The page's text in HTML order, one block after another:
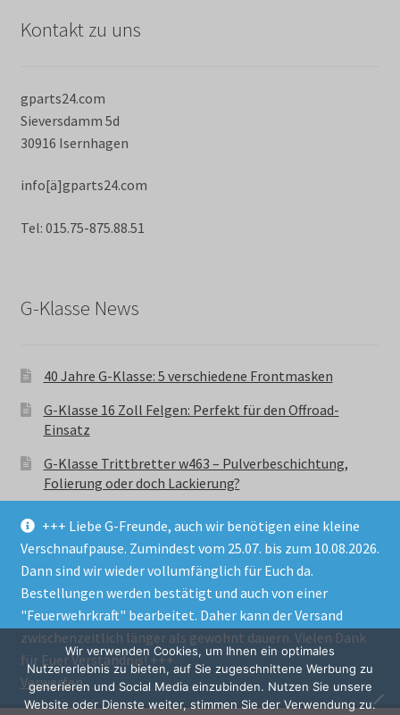
+++ Liebe G-Freunde, auch wir benötigen eine kleine
Verschnaufpause. Zumindest vom 25.07. bis zum 10.08.2026.
Dann sind wir wieder vollumfänglich für Euch da.
Bestellungen werden bestätigt und auch von einer
"Feuerwehrkraft" bearbeitet. Daher kann der Versand
zwischenzeitlich länger als gewohnt dauern. Vielen Dank
für Euer Verständnis! +++
Verwerfen
Kontakt zu uns
gparts24.com
Sieversdamm 5d
30916 Isernhagen
info[ä]gparts24.com
Tel: 015.75-875.88.51
G-Klasse News
40 Jahre G-Klasse: 5 verschiedene Frontmasken
G-Klasse 16 Zoll Felgen: Perfekt für den Offroad-
Einsatz
G-Klasse Trittbretter w463 – Pulverbeschichtung,
Folierung oder doch Lackierung?
© GParts24 - G-Klasse w463 Trittbretter, Felgen,
Ersatzteile & Zubebehör.
Datenschutzerklärung
Alle Preise inkl. der gesetzlichen MwSt.
Wir verwenden Cookies, um Ihnen ein optimales
Nutzererlebnis zu bieten, auf Sie zugeschnittene Werbung zu
generieren und Social Media einzubinden. Nutzen Sie unsere
Website oder Dienste weiter, stimmen Sie der Verwendung zu.